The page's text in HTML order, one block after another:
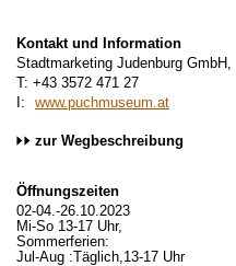
Kontakt und Information
Stadtmarketing Judenburg
T: +43 3572 471 27
I:
www.puchmuseum.at
zur Wegbeschreibung
Öffnungszeiten
02-04.-26.10.2023
Mi-So 13-17 Uhr,
Sommerferien:
Jul-Aug :Täglich,13-17 Uhr